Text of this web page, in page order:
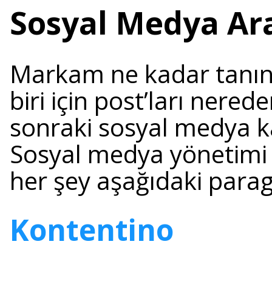
Sosyal Medya
Markam ne kadar
biri için post’ları
sonraki sosyal medya
Sosyal medya
her şey aşağıdaki
Kontentino